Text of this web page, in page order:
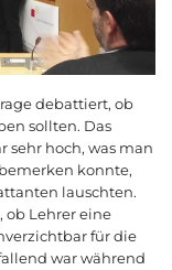
debattiert, ob
sollten. Das
sehr hoch, was man
konnte,
lauschten.
ob Lehrer eine
für die
war während